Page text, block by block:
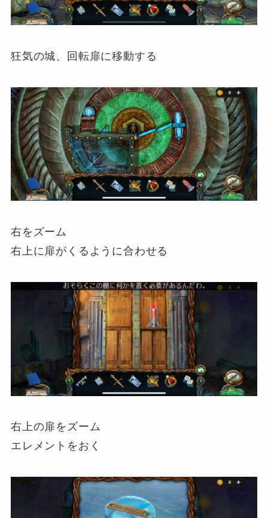
狂気の城、回転扉に移動する
右をズーム
右上に扉がくるように合わせる
右上の扉をズーム
エレメントをおく